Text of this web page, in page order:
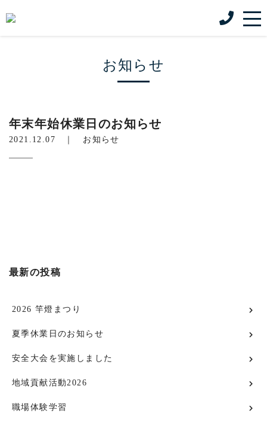
お知らせ
年末年始休業日のお知らせ
2021.12.07 ｜ お知らせ
最新の投稿
2026 竿燈まつり
夏季休業日のお知らせ
安全大会を実施しました
地域貢献活動2026
職場体験学習